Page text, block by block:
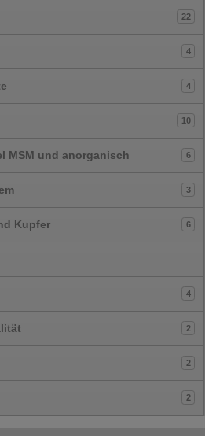
22
4
4
10
MSM und anorganisch 6
3
Kupfer 6
4
2
2
2